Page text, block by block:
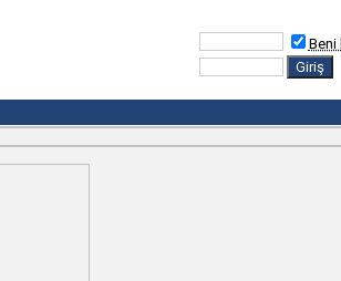
Beni